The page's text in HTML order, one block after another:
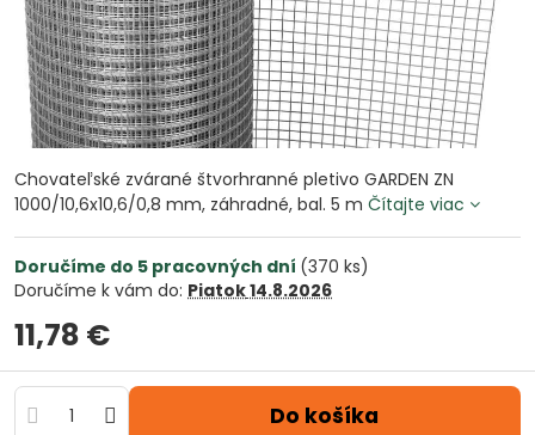
Chovateľské zvárané štvorhranné pletivo GARDEN ZN
1000/10,6x10,6/0,8 mm, záhradné, bal. 5 m Čítajte viac
Doručíme do 5 pracovných dní (370 ks)
Doručíme k vám do: Piatok14.8.2026
11,78 €
Do košíka